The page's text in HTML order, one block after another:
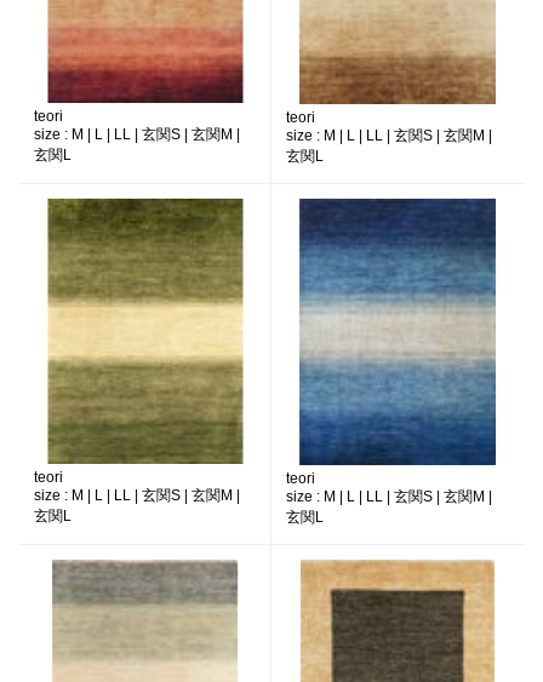
teori
size : M | L | LL | 玄関S | 玄関M |
玄関L
teori
size : M | L | LL | 玄関S | 玄関M |
玄関L
teori
size : M | L | LL | 玄関S | 玄関M |
玄関L
teori
size : M | L | LL | 玄関S | 玄関M |
玄関L